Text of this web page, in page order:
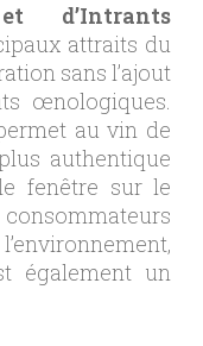
d’Intrants
attraits du
sans l’ajout
œnologiques.
au vin de
authentique
fenêtre sur le
également un